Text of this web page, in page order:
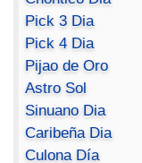
Pick 3 Dia
Pick 4 Dia
Pijao de Oro
Astro Sol
Sinuano Dia
Caribeña Dia
Culona Día